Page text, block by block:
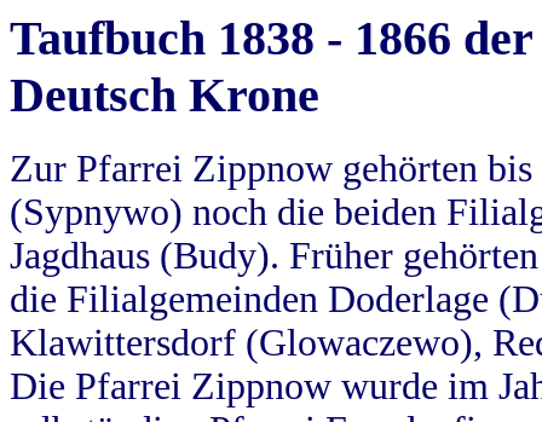
Taufbuch 1838 - 1866
Deutsch Krone
Zur Pfarrei Zippnow gehörten
(Sypnywo) noch die beiden
Jagdhaus (Budy). Früher
die Filialgemeinden Doderlage
Klawittersdorf (Glowaczewo),
Die Pfarrei Zippnow wurde im